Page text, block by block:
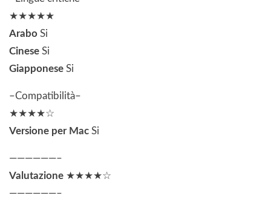
★★★★★
Arabo Si
Cinese Si
Giapponese Si
–Compatibilità–
★★★★☆
Versione per Mac Si
——————–
Valutazione ★★★★☆
——————–